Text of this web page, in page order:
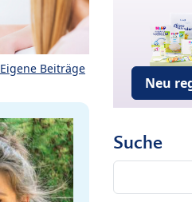
Eigene Beiträge
Neu
Suche